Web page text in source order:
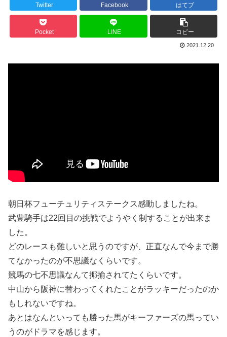
Twitter Facebook はてブ
Pocket LINE コピー
2021.12.20
朝日杯フューチュリティステークス感動しましたね。
武豊騎手は22回目の挑戦でようやく制することが出来ま
した。
どのレースも難しいと思うのですが、正直なんで今まで勝
てなかったのが不思議なくらいです。
競馬の七不思議なんて揶揄されてたくらいです。
中山から阪神に替わってくれたことがラッキーだったのか
もしれないですね。
あとはなんといっても勝った馬がキーファーズの馬ってい
うのがドラマを感じます。